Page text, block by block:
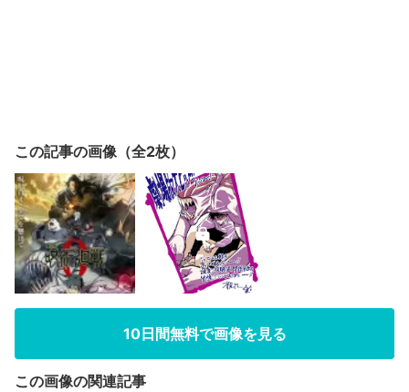
この記事の画像（全2枚）
10日間無料で画像を見る
この画像の関連記事